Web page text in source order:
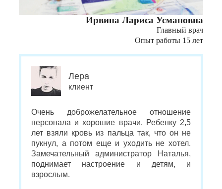
Ирвина Лариса Усмановна
Главный врач
Опыт работы 15 лет
Лера
клиент
Очень доброжелательное отношение
персонала и хорошие врачи. Ребенку 2,5
лет взяли кровь из пальца так, что он не
пукнул, а потом еще и уходить не хотел.
Замечательный администратор Наталья,
поднимает настроение и детям, и
взрослым.